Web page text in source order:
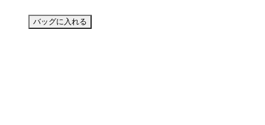
バッグに入れる